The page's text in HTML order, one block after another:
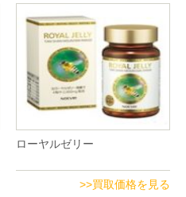
ローヤルゼリー
>>買取価格を見る